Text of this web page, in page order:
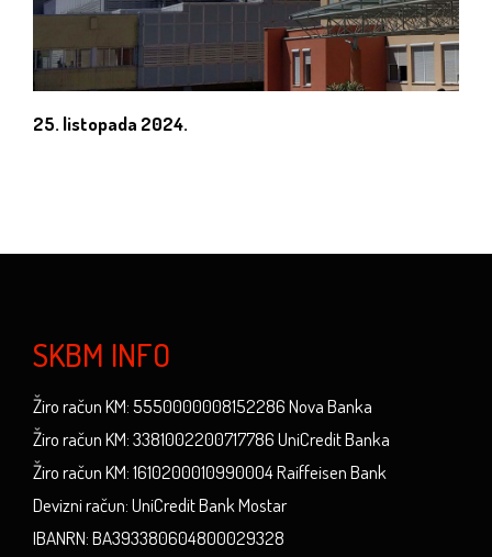
25. listopada 2024.
SKBM INFO
Žiro račun KM: 5550000008152286 Nova Banka
Žiro račun KM: 3381002200717786 UniCredit Banka
Žiro račun KM: 1610200010990004 Raiffeisen Bank
Devizni račun: UniCredit Bank Mostar
IBANRN: BA393380604800029328